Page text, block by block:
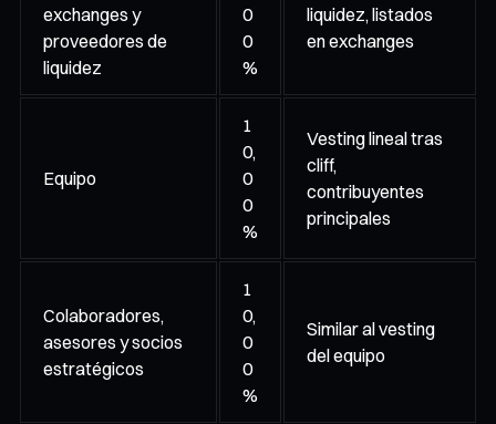
exchanges y
proveedores de
liquidez
0
0
%
liquidez, listados
en exchanges
Equipo
1
0,
0
0
%
Vesting lineal tras
cliff,
contribuyentes
principales
Colaboradores,
asesores y socios
estratégicos
1
0,
0
0
%
Similar al vesting
del equipo